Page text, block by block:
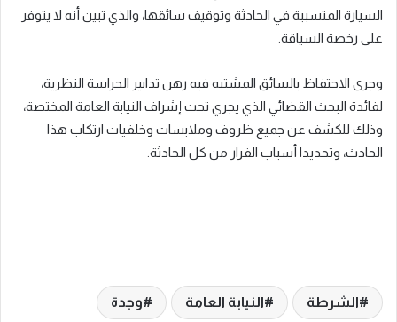
السيارة المتسببة في الحادثة وتوقيف سائقها، والذي تبين أنه لا يتوفر
على رخصة السياقة.
وجرى الاحتفاظ بالسائق المشتبه فيه رهن تدابير الحراسة النظرية،
لفائدة البحث القضائي الذي يجري تحت إشراف النيابة العامة المختصة،
وذلك للكشف عن جميع ظروف وملابسات وخلفيات ارتكاب هذا
الحادث، وتحديدا أسباب الفرار من كل الحادثة.
الشرطة النيابة العامة وجدة